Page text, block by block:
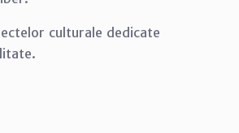
culturale dedicate